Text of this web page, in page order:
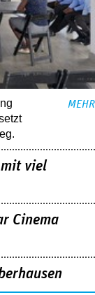
MEHR
mit viel
Cinema